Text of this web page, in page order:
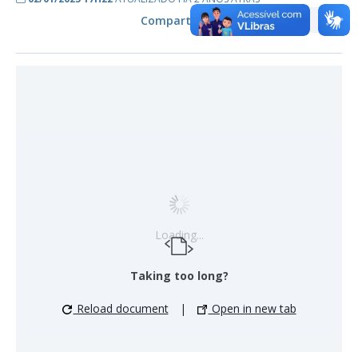
Compartilhe:
Loading...
Taking too long?
Reload document | Open in new tab